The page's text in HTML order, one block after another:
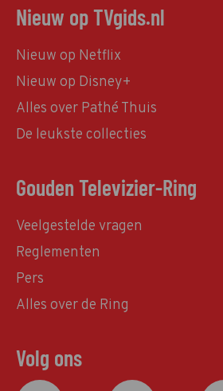
Nieuw op TVgids.nl
Nieuw op Netflix
Nieuw op Disney+
Alles over Pathé Thuis
De leukste collecties
Gouden Televizier-Ring
Veelgestelde vragen
Reglementen
Pers
Alles over de Ring
Volg ons